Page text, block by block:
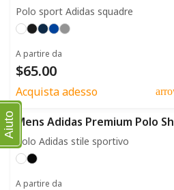
Polo sport Adidas squadre
A partire da
$65.00
Acquista adesso
Mens Adidas Premium Polo
Polo Adidas stile sportivo
A partire da
Aiuto